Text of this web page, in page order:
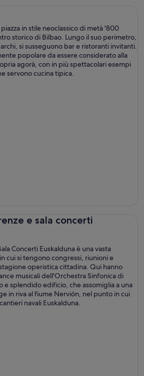
in stile neoclassico di metà '800
storico di Bilbao. Lungo il suo perimetro,
si susseguono bar e ristoranti invitanti.
popolare da essere considerato alla
agorà, con in più spettacolari esempi
servono cucina tipica.
e sala concerti
Concerti Euskalduna è una vasta
cui si tengono congressi, riunioni e
operistica cittadina. Qui hanno
musicali dell'Orchestra Sinfonica di
e splendido edificio, che assomiglia a una
in riva al fiume Nervión, nel punto in cui
navali Euskalduna.